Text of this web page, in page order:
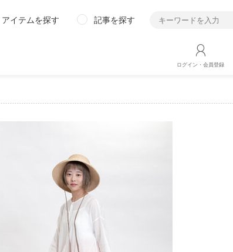
アイテムを探す 記事を探す
ログイン・会員登録